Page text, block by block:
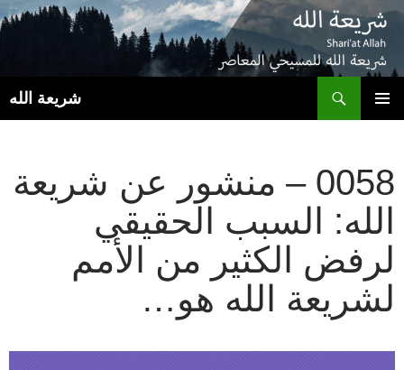
شريعة الله
0058 – منشور عن شريعة
الله: السبب الحقيقي
لرفض الكثير من الأمم
لشريعة الله هو…